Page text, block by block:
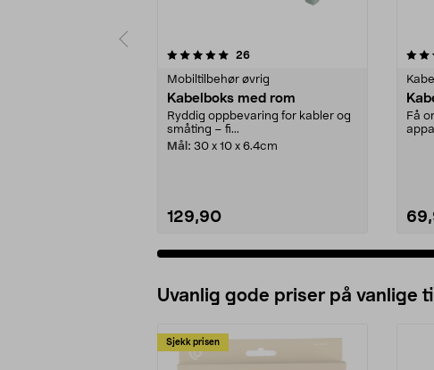
26anmeldelser
Mobiltilbehør øvrig
Kabelboks med rom
Ryddig oppbevaring for kabler og
småting – fi...
Mål: 30 x 10 x 6.4cm
129,90
4.5 av 5 stjerner
Få
Uvanlig gode priser på vanlige
Sjekk prisen